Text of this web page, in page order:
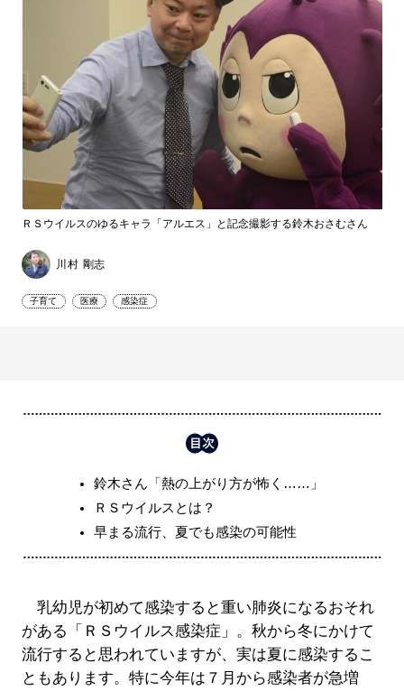
ＲＳウイルスのゆるキャラ「アルエス」と記念撮影する鈴木おさむさん
川村 剛志
子育て 医療 感染症
鈴木さん「熱の上がり方が怖く……」
ＲＳウイルスとは？
早まる流行、夏でも感染の可能性
乳幼児が初めて感染すると重い肺炎になるおそれ
がある「ＲＳウイルス感染症」。秋から冬にかけて
流行すると思われていますが、実は夏に感染するこ
ともあります。特に今年は７月から感染者が急増